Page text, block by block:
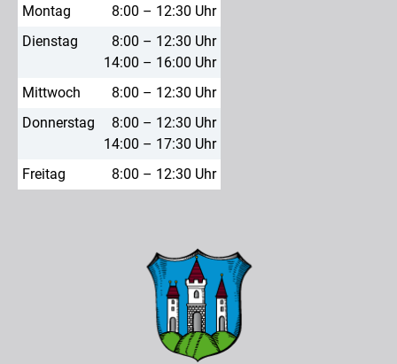
Montag
8:00 – 12:30 Uhr
Dienstag
8:00 – 12:30 Uhr
14:00 – 16:00 Uhr
Mittwoch
8:00 – 12:30 Uhr
Donnerstag
8:00 – 12:30 Uhr
14:00 – 17:30 Uhr
Freitag
8:00 – 12:30 Uhr